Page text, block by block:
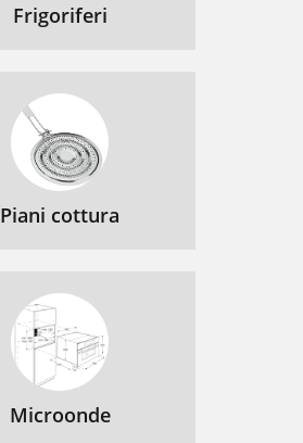
Frigoriferi
Piani cottura
Microonde